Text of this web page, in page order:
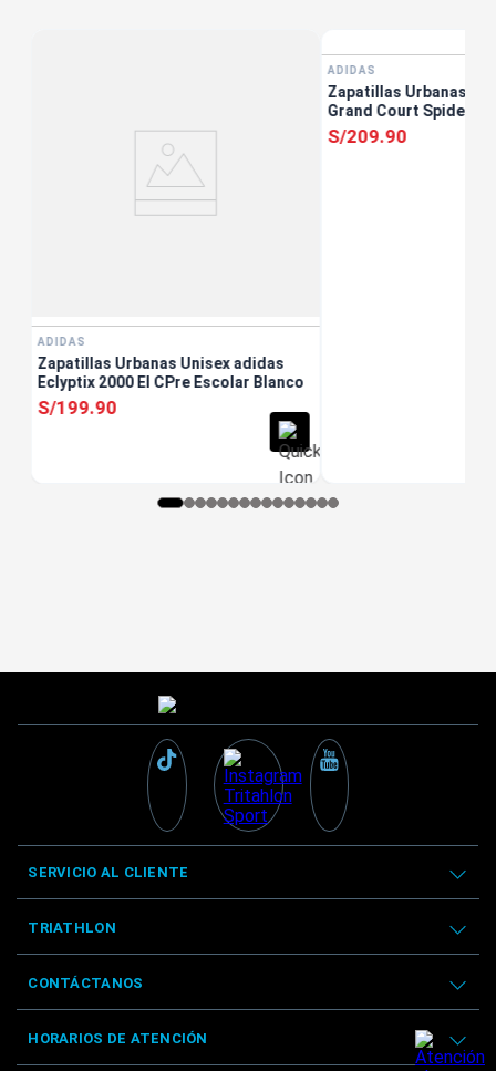
ADIDAS
Zapatillas Urbanas Unisex adidas
Eclyptix 2000 El CPre Escolar Blanco
S/199.90
ADIDAS
Zapatillas Urbanas
Grand Court Spider-
Escolar Blanco
S/209.90
SERVICIO AL CLIENTE
TRIATHLON
CONTÁCTANOS
HORARIOS DE ATENCIÓN